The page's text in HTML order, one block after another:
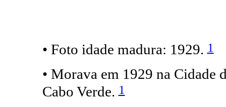
• Foto idade madura: 1929.1
• Morava em 1929 na Cidade
Cabo Verde.1